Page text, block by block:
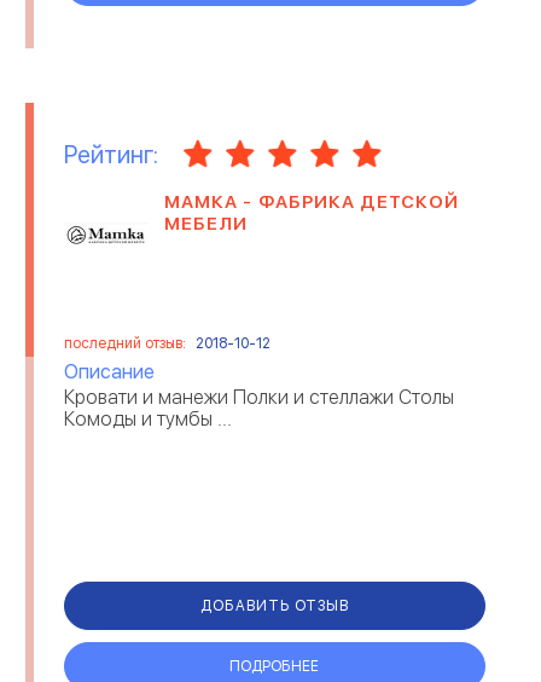
Рейтинг:
МАМКА - ФАБРИКА ДЕТСКОЙ
МЕБЕЛИ
последний отзыв: 2018-10-12
Описание
Кровати и манежи Полки и стеллажи Столы
Комоды и тумбы ...
ДОБАВИТЬ ОТЗЫВ
ПОДРОБНЕЕ